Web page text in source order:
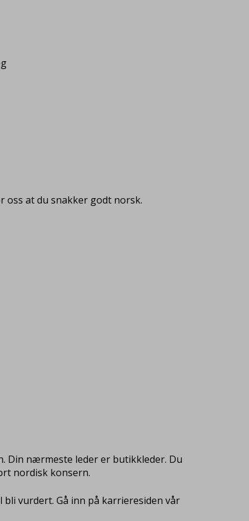
oss at du snakker godt norsk.
Din nærmeste leder er butikkleder. Du
nordisk konsern.
vurdert. Gå inn på karrieresiden vår